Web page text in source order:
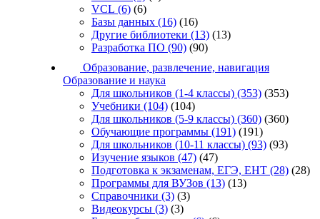
VCL (6) (6)
Базы данных (16) (16)
Другие библиотеки (13) (13)
Разработка ПО (90) (90)
Образование, развлечение, навигация
Образование и наука
Для школьников (1-4 классы) (353) (353)
Учебники (104) (104)
Для школьников (5-9 классы) (360) (360)
Обучающие программы (191) (191)
Для школьников (10-11 классы) (93) (93)
Изучение языков (47) (47)
Подготовка к экзаменам, ЕГЭ, ЕНТ (28) (28)
Программы для ВУЗов (13) (13)
Справочники (3) (3)
Видеокурсы (3) (3)